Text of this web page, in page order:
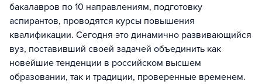
бакалавров по 10 направлениям, подготовку
аспирантов, проводятся курсы повышения
квалификации. Сегодня это динамично развивающийся
вуз, поставивший своей задачей объединить как
новейшие тенденции в российском высшем
образовании, так и традиции, проверенные временем.